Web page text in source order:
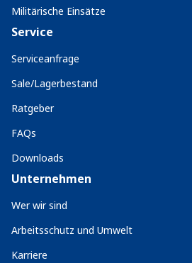
Militärische Einsätze
Service
Serviceanfrage
Sale/Lagerbestand
Ratgeber
FAQs
Downloads
Unternehmen
Wer wir sind
Arbeitsschutz und Umwelt
Karriere